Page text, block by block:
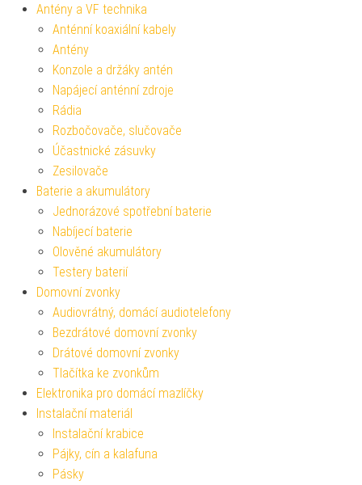
Antény a VF technika
Anténní koaxiální kabely
Antény
Konzole a držáky antén
Napájecí anténní zdroje
Rádia
Rozbočovače, slučovače
Účastnické zásuvky
Zesilovače
Baterie a akumulátory
Jednorázové spotřební baterie
Nabíjecí baterie
Olověné akumulátory
Testery baterií
Domovní zvonky
Audiovrátný, domácí audiotelefony
Bezdrátové domovní zvonky
Drátové domovní zvonky
Tlačítka ke zvonkům
Elektronika pro domácí mazlíčky
Instalační materiál
Instalační krabice
Pájky, cín a kalafuna
Pásky